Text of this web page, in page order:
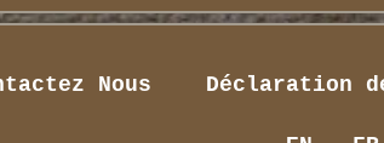
Nous Déclaration